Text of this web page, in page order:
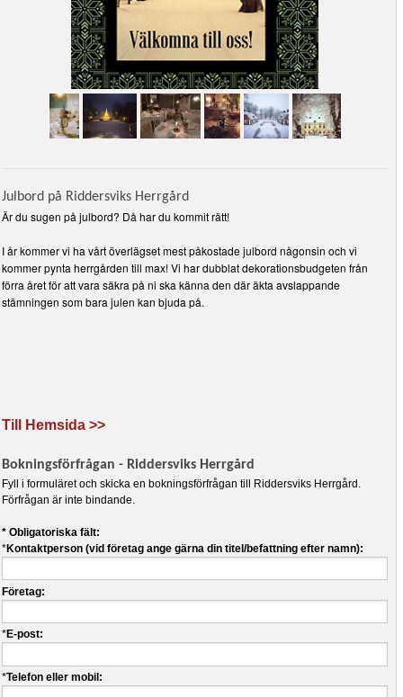
Julbord på Riddersviks Herrgård
Är du sugen på julbord? Då har du kommit rätt!
I år kommer vi ha vårt överlägset mest påkostade julbord någonsin och vi
kommer pynta herrgården till max! Vi har dubblat dekorationsbudgeten från
förra året för att vara säkra på ni ska känna den där äkta avslappande
stämningen som bara julen kan bjuda på.
Till Hemsida >>
Bokningsförfrågan - Riddersviks Herrgård
Fyll i formuläret och skicka en bokningsförfrågan till Riddersviks Herrgård.
Förfrågan är inte bindande.
* Obligatoriska fält:
*Kontaktperson (vid företag ange gärna din titel/befattning efter namn):
Företag:
*E-post:
*Telefon eller mobil: